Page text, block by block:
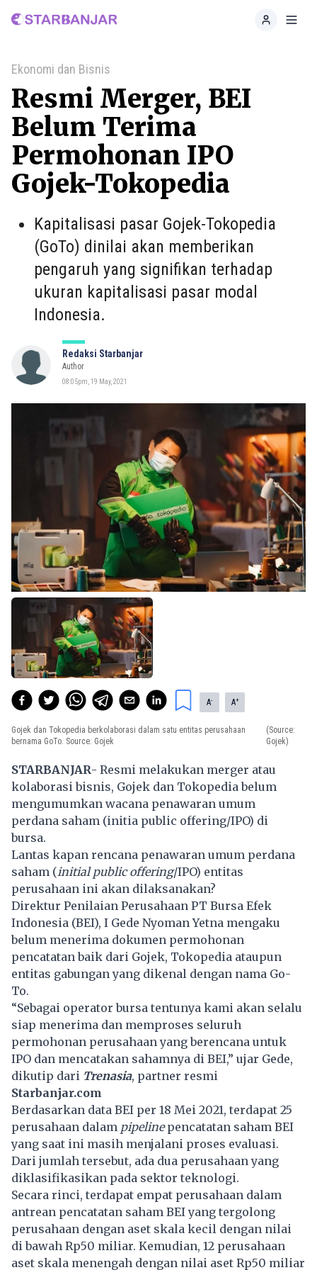
Home
Ekonomi dan Bisnis
Resmi Merger, BEI
Belum Terima
Permohonan IPO
Gojek-Tokopedia
Kapitalisasi pasar Gojek-Tokopedia
(GoTo) dinilai akan memberikan
pengaruh yang signifikan terhadap
ukuran kapitalisasi pasar modal
Indonesia.
Redaksi Starbanjar
Author
08:05pm, 19 May, 2021
A- A+
Gojek dan Tokopedia berkolaborasi dalam satu entitas perusahaan
bernama GoTo. Source: Gojek
(Source:
Gojek)
STARBANJAR- Resmi melakukan merger atau
kolaborasi bisnis, Gojek dan Tokopedia belum
mengumumkan wacana penawaran umum
perdana saham (initia public offering/IPO) di
bursa.
Lantas kapan rencana penawaran umum perdana
saham (initial public offering/IPO) entitas
perusahaan ini akan dilaksanakan?
Direktur Penilaian Perusahaan PT Bursa Efek
Indonesia (BEI), I Gede Nyoman Yetna mengaku
belum menerima dokumen permohonan
pencatatan baik dari Gojek, Tokopedia ataupun
entitas gabungan yang dikenal dengan nama Go-
To.
“Sebagai operator bursa tentunya kami akan selalu
siap menerima dan memproses seluruh
permohonan perusahaan yang berencana untuk
IPO dan mencatakan sahamnya di BEI,” ujar Gede,
dikutip dari Trenasia, partner resmi
Starbanjar.com
Berdasarkan data BEI per 18 Mei 2021, terdapat 25
perusahaan dalam pipelinepencatatan saham BEI
yang saat ini masih menjalani proses evaluasi.
Dari jumlah tersebut, ada dua perusahaan yang
diklasifikasikan pada sektor teknologi.
Secara rinci, terdapat empat perusahaan dalam
antrean pencatatan saham BEI yang tergolong
perusahaan dengan aset skala kecil dengan nilai
di bawah Rp50 miliar. Kemudian, 12 perusahaan
aset skala menengah dengan nilai aset Rp50 miliar